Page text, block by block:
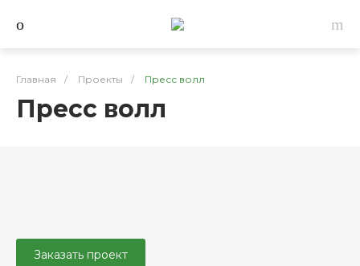
Главная / Проекты / Пресс волл
Пресс волл
Заказать проект